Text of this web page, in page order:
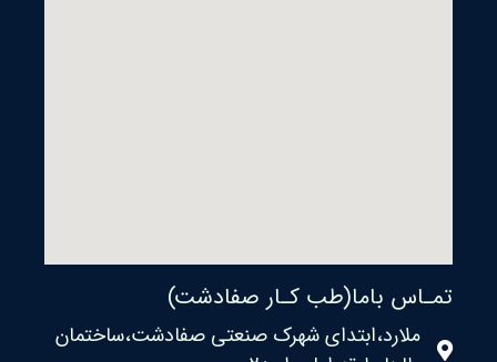
تمـاس باما(طب کـار صفادشت)
ملارد،ابتدای شهرک صنعتی صفادشت،ساختمان